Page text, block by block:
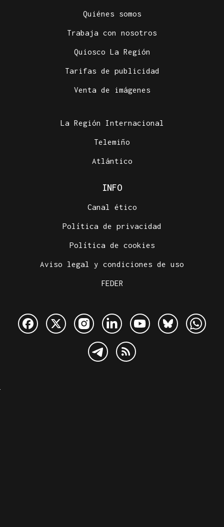
Quiénes somos
Trabaja con nosotros
Quiosco La Región
Tarifas de publicidad
Venta de imágenes
La Región Internacional
Telemiño
Atlántico
INFO
Canal ético
Política de privacidad
Política de cookies
Aviso legal y condiciones de uso
FEDER